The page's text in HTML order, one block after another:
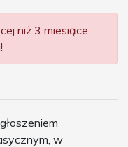
niż 3 miesiące.
w